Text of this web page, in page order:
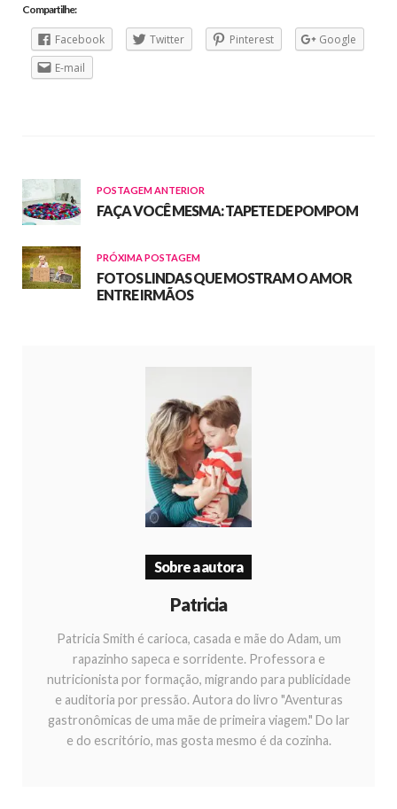
Compartilhe:
Facebook Twitter Pinterest
Google
E-mail
POSTAGEM ANTERIOR
FAÇA VOCÊ MESMA: TAPETE DE POMPOM
PRÓXIMA POSTAGEM
FOTOS LINDAS QUE MOSTRAM O AMOR
ENTRE IRMÃOS
Sobre a autora
Patricia
Patricia Smith é carioca, casada e mãe do Adam, um
rapazinho sapeca e sorridente. Professora e
nutricionista por formação, migrando para publicidade
e auditoria por pressão. Autora do livro "Aventuras
gastronômicas de uma mãe de primeira viagem." Do lar
e do escritório, mas gosta mesmo é da cozinha.